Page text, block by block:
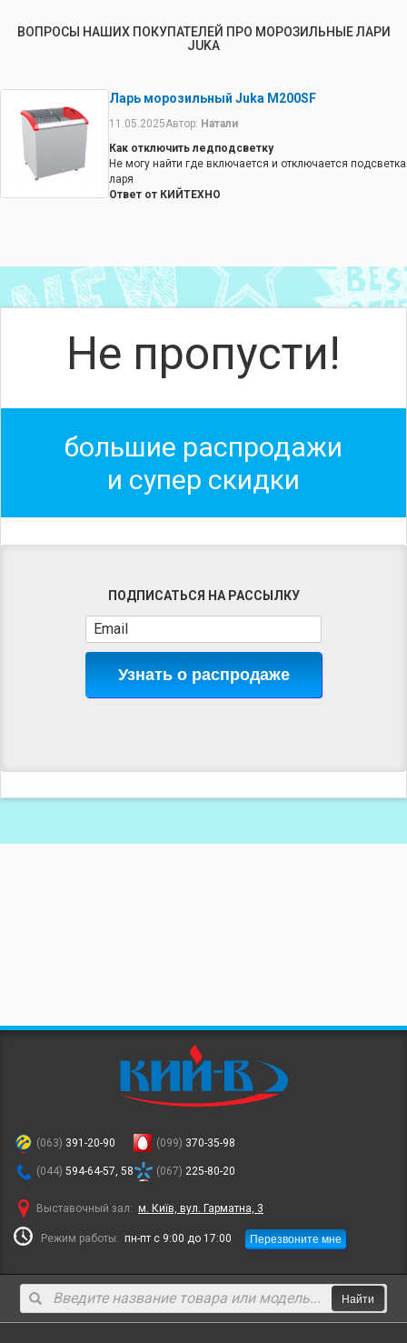
ВОПРОСЫ НАШИХ ПОКУПАТЕЛЕЙ ПРО МОРОЗИЛЬНЫЕ ЛАРИ
JUKA
Ларь морозильный Juka M200SF
11.05.2025Автор: Натали
Как отключить ледподсветку
Не могу найти где включается и отключается подсветка
ларя
Ответ от КИЙТЕХНО
Не пропусти!
большие распродажи
и супер скидки
ПОДПИСАТЬСЯ НА РАССЫЛКУ
Узнать о распродаже
(063) 391-20-90
(044) 594-64-57, 58
(099) 370-35-98
(067) 225-80-20
Выставочный зал: м. Київ, вул. Гарматна, 3
Режим работы: пн-пт с 9:00 до 17:00 Перезвоните мне
Найти